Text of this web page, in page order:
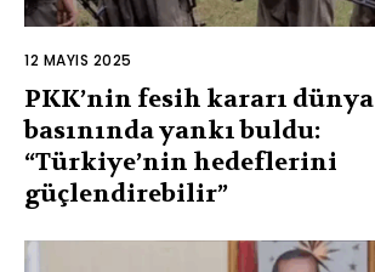
12 MAYIS 2025
PKK’nin fesih kararı dünya
basınında yankı buldu:
“Türkiye’nin hedeflerini
güçlendirebilir”